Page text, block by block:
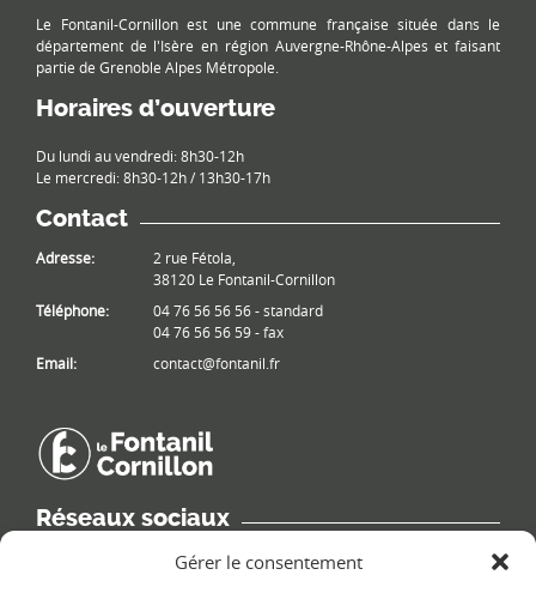
Gérer le consentement
Le Fontanil-Cornillon est une commune française située dans le
département de l'Isère en région Auvergne-Rhône-Alpes et faisant
partie de Grenoble Alpes Métropole.
Horaires d’ouverture
Du lundi au vendredi: 8h30-12h
Le mercredi: 8h30-12h / 13h30-17h
Contact
Adresse:
2 rue Fétola,
38120 Le Fontanil-Cornillon
Téléphone:
04 76 56 56 56 - standard
04 76 56 56 59 - fax
Email:
contact@fontanil.fr
Réseaux sociaux
Retrouvez les informations de la commune sur différents réseaux